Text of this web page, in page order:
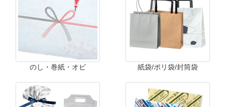
のし・巻紙・オビ 紙袋/ポリ袋/封筒袋